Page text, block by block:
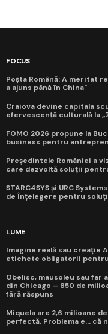
FOCUS
Poșta Română: A meritat
a ajuns până în China"
Craiova devine capitala
efervescență culturală la
FOMO 2026 propune la
business pentru
Președintele României a
care dezvoltă soluții
STARC4SYS și URC
de Înțelegere pentru
LUME
Imagine reală sau creație
etichete obligatorii
Obelisc, mausoleu sau far
din Chicago – 850 de
fără răspuns
Miquela are 2,6 milioane
perfectă. Problema e... că